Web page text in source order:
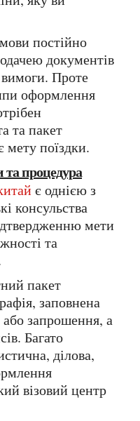
документів
вимоги. Проте
оформлення
та пакет
мету поїздки.
та процедура
є однією з
консульства
мети
та
заповнена
запрошення, а
Багато
ділова,
візовий центр